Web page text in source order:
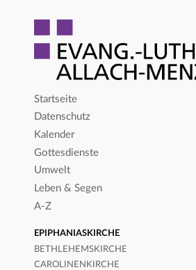
Startseite
Datenschutz
Kalender
Gottesdienste
Umwelt
Leben & Segen
A-Z
EPIPHANIASKIRCHE
BETHLEHEMSKIRCHE
CAROLINENKIRCHE